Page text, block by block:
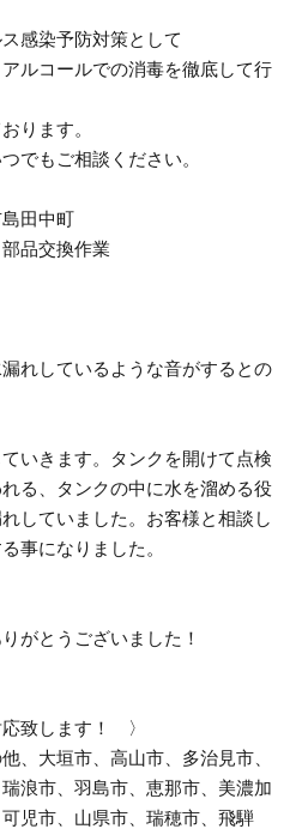
感染予防対策として
ルコールでの消毒を徹底して行
ります。
でもご相談ください。
島田中町
品交換作業
れしているような音がするとの
いきます。タンクを開けて点検
る、タンクの中に水を溜める役
していました。お客様と相談し
事になりました。
がとうございました！
致します！ 〉
、大垣市、高山市、多治見市、
浪市、羽島市、恵那市、美濃加
児市、山県市、瑞穂市、飛騨